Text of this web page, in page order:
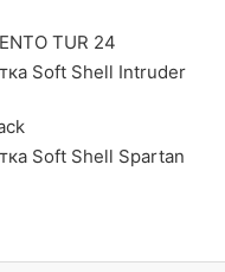
TUR 24
Soft Shell Intruder
Soft Shell Spartan